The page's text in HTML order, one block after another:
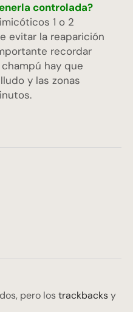
controlada?
1 o 2
evitar la reaparición
recordar
hay que
y las zonas
pero lostrackbacksy